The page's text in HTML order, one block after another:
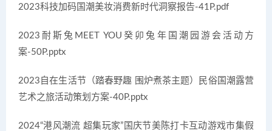
2023科技加码国潮美妆消费新时代洞察报告-41P.pdf
2023耐斯兔MEET YOU癸卯兔年国潮园游会活动方
案-50P.pptx
2023自在生活节（踏春野趣 围炉煮茶主题）民俗国潮露营
艺术之旅活动策划方案-40P.pptx
2024“港风潮流 超集玩家”国庆节美陈打卡互动游戏市集假